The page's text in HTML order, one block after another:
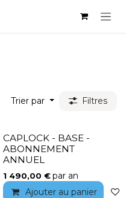
Trier par Filtres
Ajouter à la liste de souhaits
CAPLOCK - BASE -
ABONNEMENT
ANNUEL
1 490,00 €par an
Ajouter au panier